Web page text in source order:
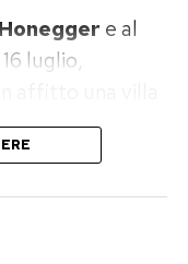
e al
luglio,
riservate di
quanto racconta